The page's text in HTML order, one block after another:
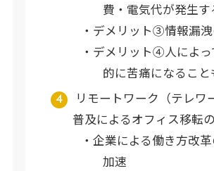
費・電気代が発生す
デメリット③情報漏
デメリット④人によっ
的に苦痛になること
リモートワーク（テレワ
普及によるオフィス移転
企業による働き方改
加速